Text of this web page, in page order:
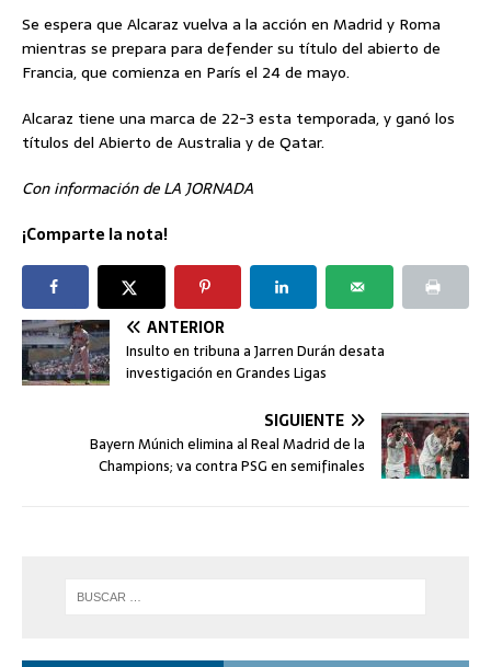
Se espera que Alcaraz vuelva a la acción en Madrid y Roma
mientras se prepara para defender su título del abierto de
Francia, que comienza en París el 24 de mayo.
Alcaraz tiene una marca de 22-3 esta temporada, y ganó los
títulos del Abierto de Australia y de Qatar.
Con información de LA JORNADA
¡Comparte la nota!
ANTERIOR
Insulto en tribuna a Jarren Durán desata
investigación en Grandes Ligas
SIGUIENTE
Bayern Múnich elimina al Real Madrid de la
Champions; va contra PSG en semifinales